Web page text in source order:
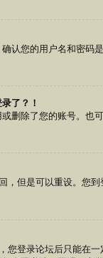
认您的用户名和密码
了？！
删除了您的账号。也
，但是可以重设。您到
您登录论坛后只能在一